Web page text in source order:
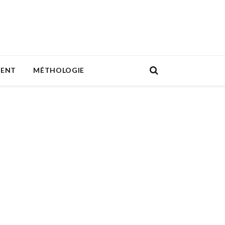
MÉTHOLOGIE